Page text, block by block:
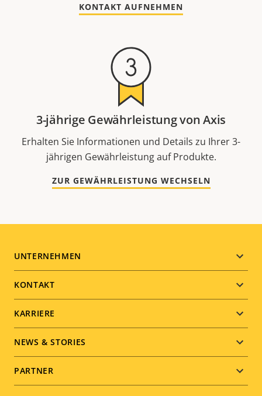
KONTAKT AUFNEHMEN
3-jährige Gewährleistung von Axis
Erhalten Sie Informationen und Details zu Ihrer 3-
jährigen Gewährleistung auf Produkte.
ZUR GEWÄHRLEISTUNG WECHSELN
Footer
menu
UNTERNEHMEN
KONTAKT
KARRIERE
NEWS & STORIES
PARTNER